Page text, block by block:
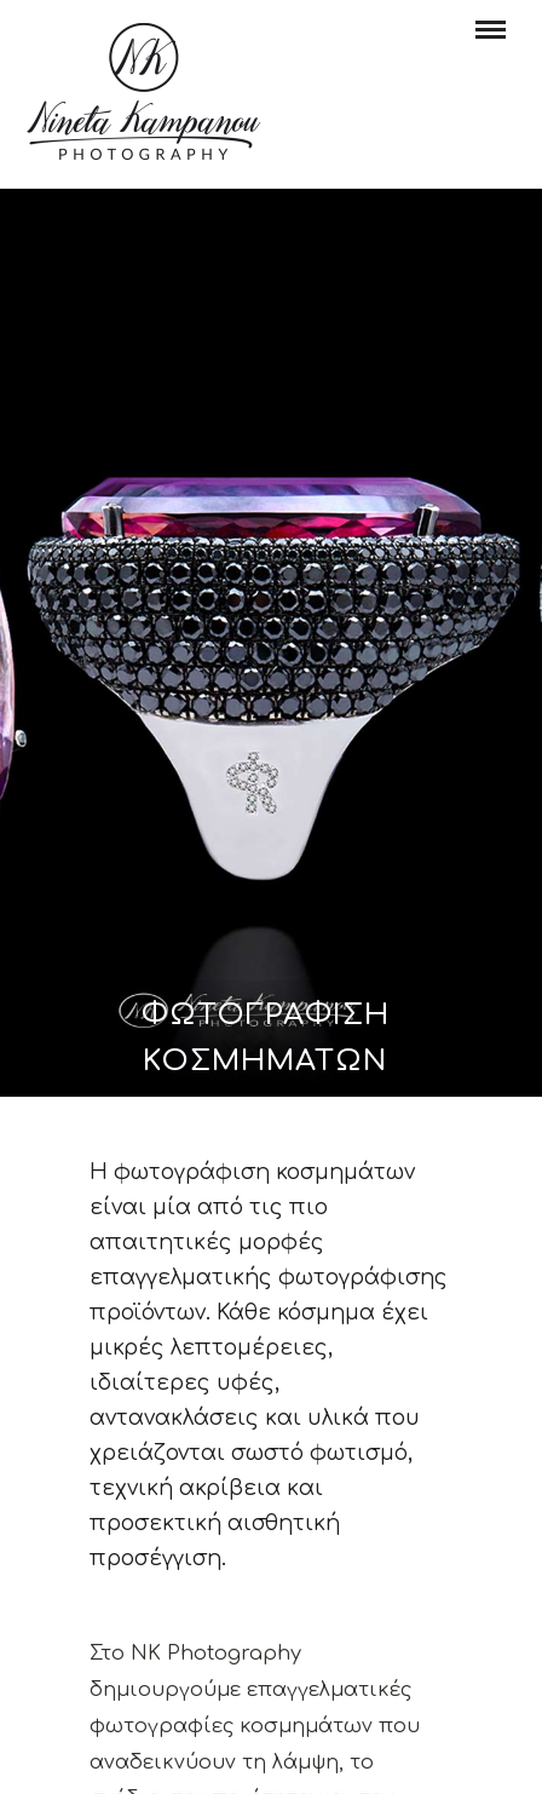
ΦΩΤΟΓΡΆΦΙΣΗ
ΚΟΣΜΗΜΆΤΩΝ
Η φωτογράφιση κοσμημάτων
είναι μία από τις πιο
απαιτητικές μορφές
επαγγελματικής φωτογράφισης
προϊόντων. Κάθε κόσμημα έχει
μικρές λεπτομέρειες,
ιδιαίτερες υφές,
αντανακλάσεις και υλικά που
χρειάζονται σωστό φωτισμό,
τεχνική ακρίβεια και
προσεκτική αισθητική
προσέγγιση.
Στο NK Photography
δημιουργούμε επαγγελματικές
φωτογραφίες κοσμημάτων που
αναδεικνύουν τη λάμψη, το